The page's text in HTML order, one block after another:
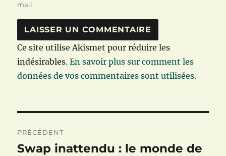
mail.
Ce site utilise Akismet pour réduire les
indésirables.En savoir plus sur comment les
données de vos commentaires sont utilisées.
de
PRÉCÉDENT
Publication
Swap inattendu : le monde de